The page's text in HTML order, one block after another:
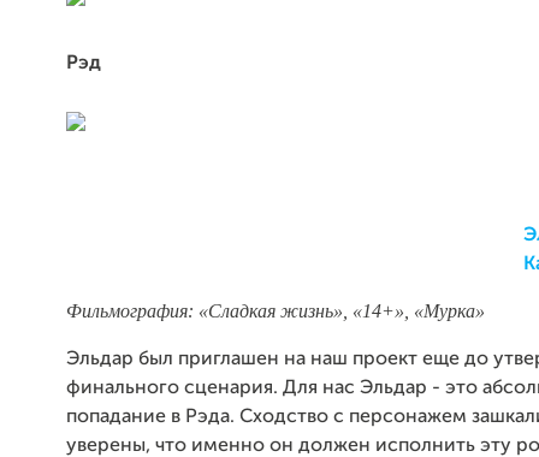
Рэд
Фильмография: «Сладкая жизнь», «14+», «Мурка»
Эльдар был приглашен на наш проект еще до
финального сценария. Для нас Эльдар - это
попадание в Рэда. Сходство с персонажем
уверены, что именно он должен исполнить эту